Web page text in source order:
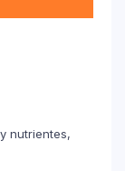
nutrientes,